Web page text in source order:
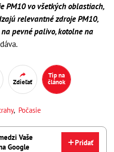
PM10 vo všetkých oblastiach,
relevantné zdroje PM10,
pevné palivo, kotolne na
Zdieľať
Tip na
článok
, Počasie
Vaše
Google
Pridať